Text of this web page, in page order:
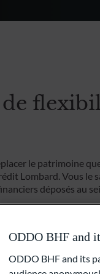
le patrimoine
Lombard. Vous
déposés au
investis et
projets
Sachez enfin
une planification
ODDO BHF and
ODDO BHF and its